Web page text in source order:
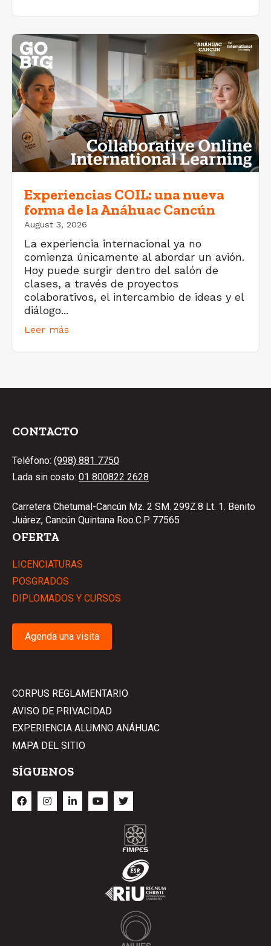
Experiencias COIL: una nueva
forma de la Anáhuac Cancún
August 3, 2026
La experiencia internacional ya no
comienza únicamente al abordar un avión.
Hoy puede surgir dentro del salón de
clases, a través de proyectos
colaborativos, el intercambio de ideas y el
diálogo...
Leer más
CONTACTO
Teléfono: (998) 881 7750
Lada sin costo: 01 800822 2628
Carretera Chetumal-Cancún Mz. 2 SM. 299Z.8 Lt. 1. Benito
Juárez, Cancún Quintana Roo.C.P. 77565
OFERTA
LICENCIATURAS
POSGRADOS
DIPLOMADOS Y CURSOS
Agenda una visita
CORPUS REGLAMENTARIO
AVISO DE PRIVACIDAD
EXPERIENCIA ALUMNO ANÁHUAC
MAPA DEL SITIO
SÍGUENOS